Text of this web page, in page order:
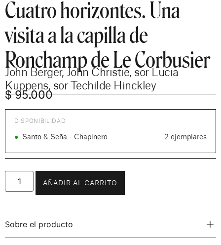
Cuatro horizontes. Una
visita a la capilla de
Ronchamp de Le Corbusier
John Berger, John Christie, sor Lucia
Kuppens, sor Techilde Hinckley
$95.000
DISPONIBILIDAD
● Santo & Seña - Chapinero 2 ejemplares
AÑADIR AL CARRITO
Sobre el producto